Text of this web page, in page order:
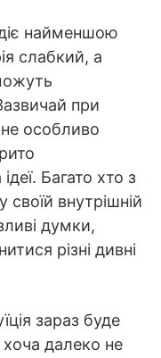
найменшою
слабкий, а
при
особливо
Багато хто з
своїй внутрішній
думки,
різні дивні
зараз буде
далеко не